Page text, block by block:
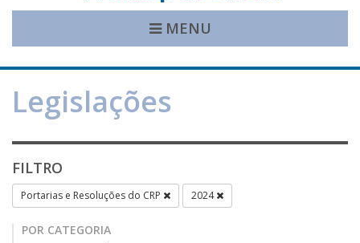
MENU
Legislações
FILTRO
Portarias e Resoluções do CRP 2024
POR CATEGORIA